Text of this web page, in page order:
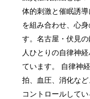
体的刺激と催眠誘
を組み合わせ、心
す。名古屋・伏見
人ひとりの自律神
ています。 自律神
拍、血圧、消化な
コントロールして